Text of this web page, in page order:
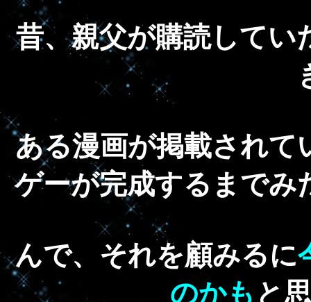
昔、親父が購読してい
ある漫画が掲載されて
ゲーが完成するまでみ
んで、それを顧みるに
のかも と